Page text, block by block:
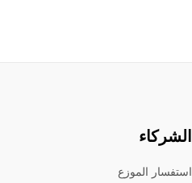
الشركاء
استفسار الموزع